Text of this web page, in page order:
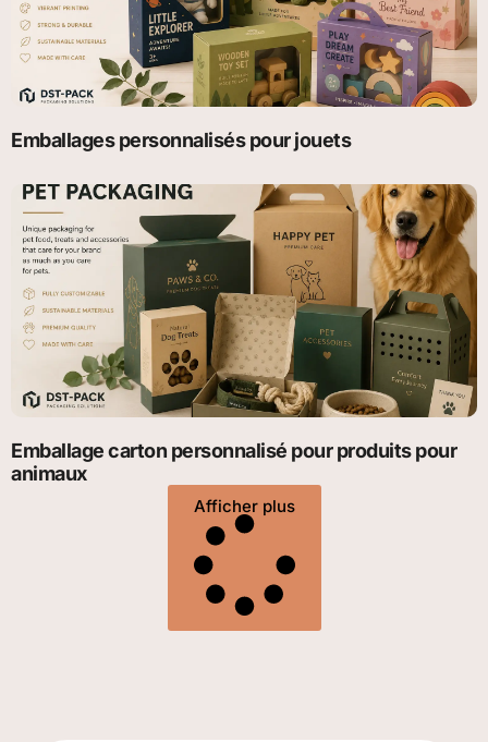
Emballages personnalisés pour jouets
Emballage carton personnalisé pour produits pour
animaux
Afficher plus